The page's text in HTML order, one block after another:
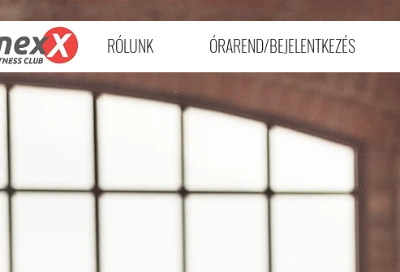
RÓLUNK ÓRAREND/BEJELENTKEZÉS